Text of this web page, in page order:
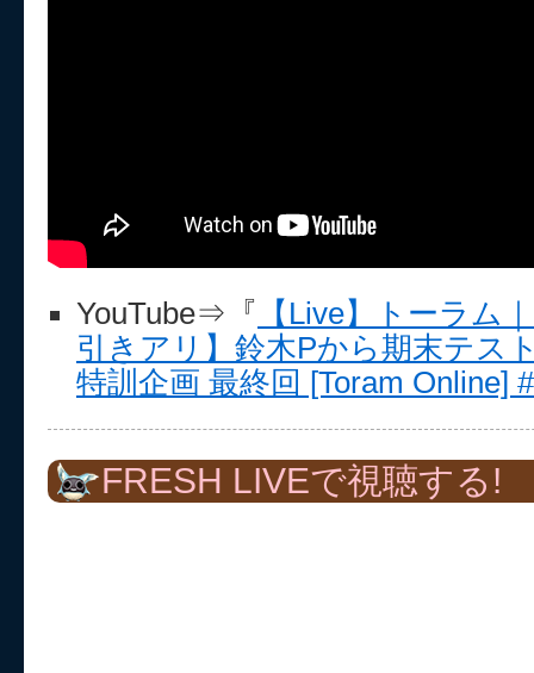
YouTube⇒『
【Live】トーラム
引きアリ】鈴木Pから期末テス
特訓企画 最終回 [Toram Online]
FRESH LIVEで視聴する!